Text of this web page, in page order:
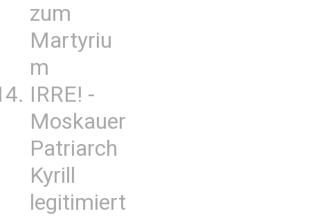
zum
Martyriu
m
IRRE! -
Moskauer
Patriarch
Kyrill
legitimiert